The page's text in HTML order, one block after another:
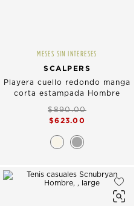
MESES SIN INTERESES
SCALPERS
Playera cuello redondo manga
corta estampada Hombre
$890.00
$623.00